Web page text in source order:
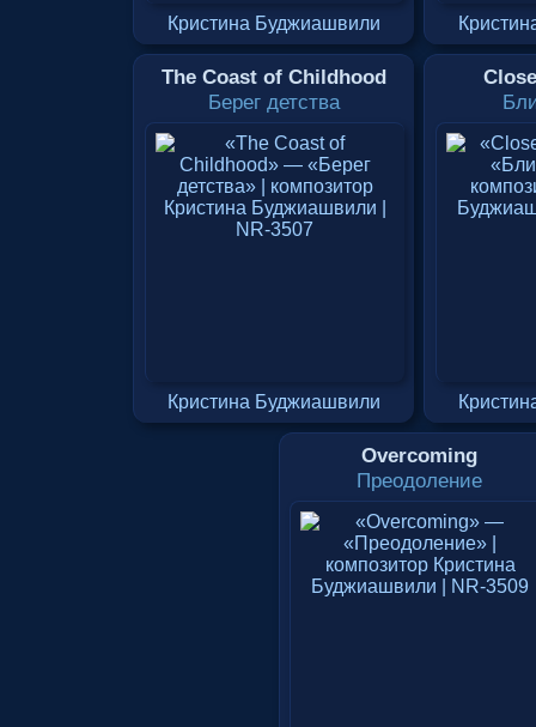
Кристина Буджиашвили
The Coast of Childhood
Берег детства
Кристина Буджиашвили
Overcoming
Преодоление